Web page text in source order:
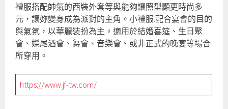
禮服搭配帥氣的西裝外套等與能夠讓照型顯更時尚多
元，讓妳變身成為派對的主角。小禮服.配合宴會的目的
與氣氛，以華麗裝扮為主。適用於結婚喜筵、生日聚
會、嬫尾酒會、舞會、音樂會、或非正式的晚宴等場合
所穿用。
https://www.jf-tw.com/